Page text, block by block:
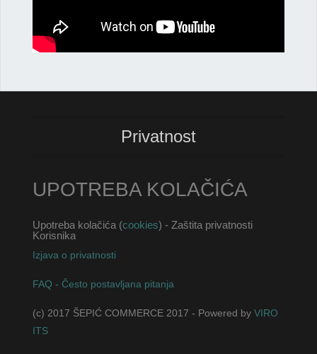
Privatnost
UPOTREBA KOLAČIĆA
Upotreba kolačića (cookies) - Zaštita privatnosti
Korisnika
Izjava o privatnosti
FAQ - Često postavljana pitanja
(c) 2017 ŠEPIĆ COMMERCE 2017 - Powered byVIRO
ITS